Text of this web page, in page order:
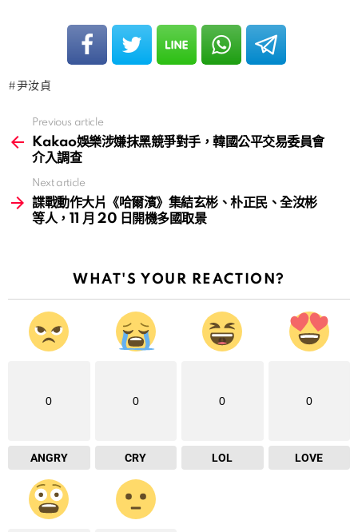
尹汝貞
more
Previous article
Kakao娛樂涉嫌抹黑競爭對手，韓國公平交易委員會
介入調查
Next article
諜戰動作大片《哈爾濱》集結玄彬、朴正民、全汝彬
等人，11 月 20 日開機多國取景
WHAT'S YOUR REACTION?
0
ANGRY
0
CRY
0
LOL
0
LOVE